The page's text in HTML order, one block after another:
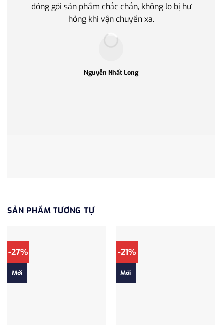
đóng gói sản phẩm chắc chắn, không lo bị hư
hỏng khi vận chuyển xa.
Nguyễn Nhất Long
SẢN PHẨM TƯƠNG TỰ
-27%
Mới
-21%
Mới